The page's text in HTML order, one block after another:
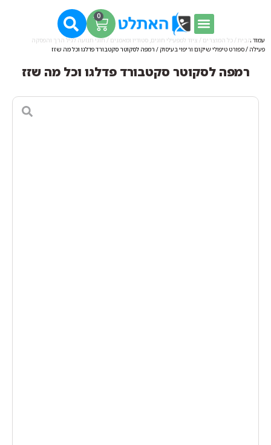
0
עמוד הבית / כל המוצרים / ציוד למפעילי חוגים, סטודיו ומאמנים / חוגי תנועה לגיל הרך והפסקה
פעילה /ספורט טיפולי שיקום וריפוי בעיסוק/ רמפה לסקוטר סקטבורד פדלגו וכל מה שזז
רמפה לסקוטר סקטבורד פדלגו וכל מה שזז